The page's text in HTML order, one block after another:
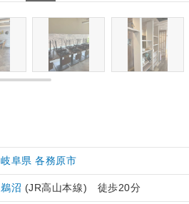
岐阜県 各務原市
鵜沼 (JR高山本線) 徒歩20分